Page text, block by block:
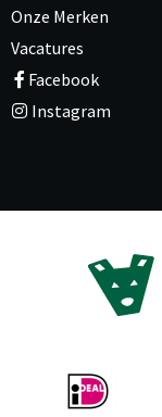
Onze Merken
Vacatures
Facebook
Instagram